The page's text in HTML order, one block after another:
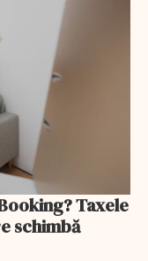
Taxele
schimbă